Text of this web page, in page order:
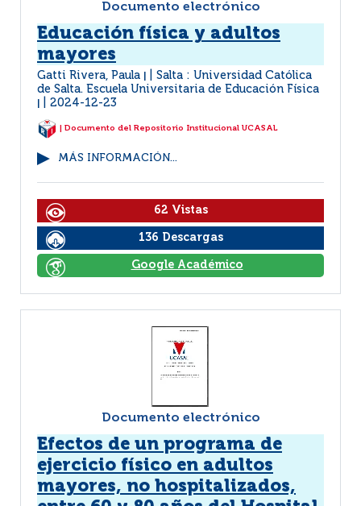
Documento electrónico
Educación física y adultos
mayores
Gatti Rivera, Paula
Salta : Universidad Católica
de Salta. Escuela Universitaria de Educación Física
2024-12-23
| Documento del Repositorio Institucional UCASAL
MÁS INFORMACIÓN...
62 Vistas
136 Descargas
Google Académico
Documento electrónico
Efectos de un programa de
ejercicio físico en adultos
mayores, no hospitalizados,